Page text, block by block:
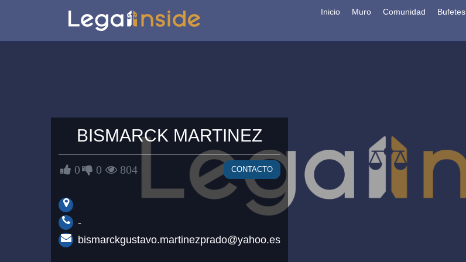
Inicio Muro Comunidad Bufetes
BISMARCK MARTINEZ
0 0 804 CONTACTO
-
bismarckgustavo.martinezprado@yahoo.es